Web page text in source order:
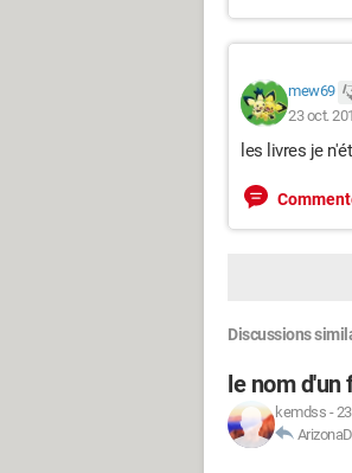
mew69
23 oct.
les livres je
Discussions
le nom d'un
kemdss -